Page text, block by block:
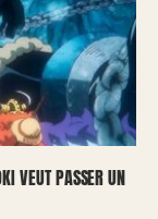
VEUT PASSER UN